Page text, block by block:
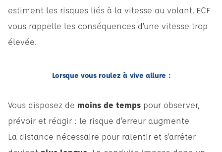
estiment les risques liés à la vitesse au volant, ECF
vous rappelle les conséquences d’une vitesse trop
élevée.
Lorsque vous roulez à vive allure :
Vous disposez de moins de temps pour observer,
prévoir et réagir : le risque d’erreur augmente
La distance nécessaire pour ralentir et s’arrêter